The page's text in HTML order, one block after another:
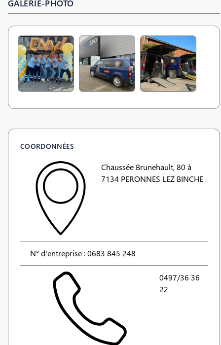
GALERIE-PHOTO
COORDONNÉES
Chaussée Brunehault, 80 à
7134 PERONNES LEZ BINCHE
N° d'entreprise : 0683 845 248
0497/36 36
22